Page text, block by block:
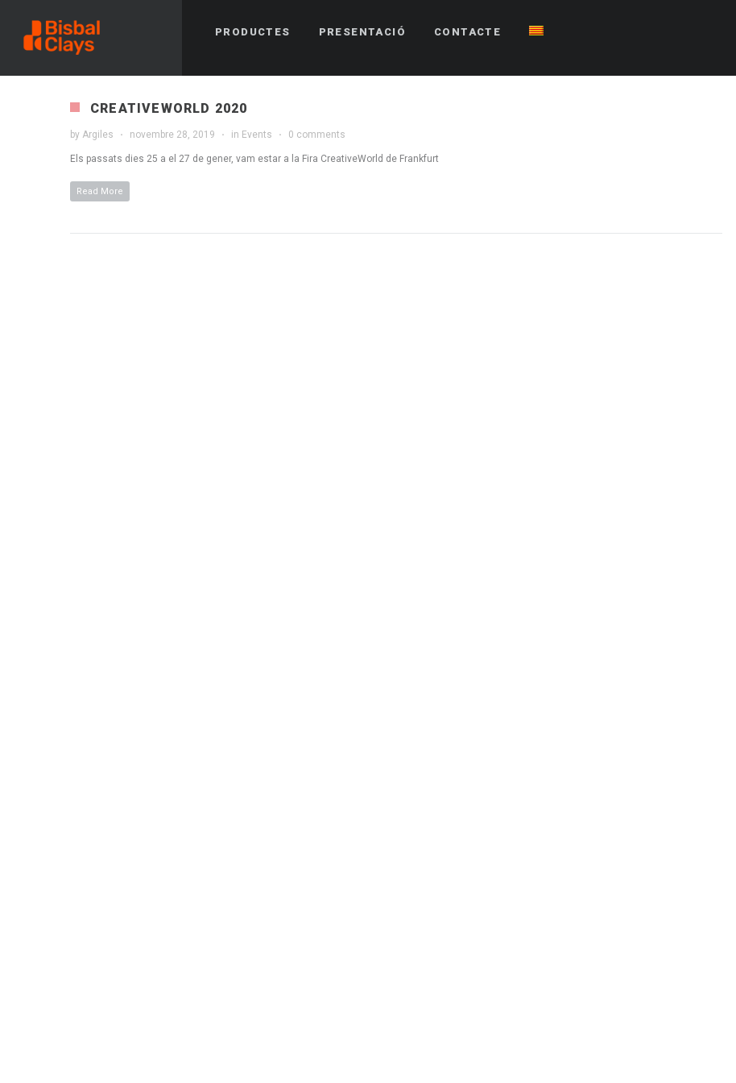
PRODUCTES PRESENTACIÓ CONTACTE
CREATIVEWORLD 2020
by Argiles novembre 28, 2019 in Events 0 comments
Els passats dies 25 a el 27 de gener, vam estar a la Fira CreativeWorld de Frankfurt
Read More